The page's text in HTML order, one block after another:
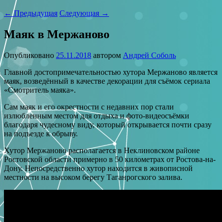
←Предыдущая Следующая →
Маяк в Мержаново
Опубликовано 25.11.2018 автором Андрей Соболь
Главной достопримечательностью хутора Мержаново является
маяк, возведённый в качестве декорации для съёмок сериала
«Смотритель маяка».
Сам маяк и его окрестности с недавних пор стали
излюбленным местом для отдыха и фото-видеосъёмки
благодаря чудесному виду, который открывается почти сразу
на подъезде к обрыву.
Хутор Мержаново располагается в Неклиновском районе
Ростовской области примерно в 50 километрах от Ростова-на-
Дону. Непосредственно хутор находится в живописной
местности на высоком берегу Таганрогского залива.